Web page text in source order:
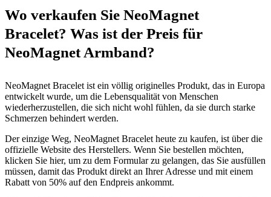
Wo verkaufen Sie NeoMagnet
Bracelet? Was ist der Preis für
NeoMagnet Armband?
NeoMagnet Bracelet ist ein völlig originelles Produkt, das in Europa
entwickelt wurde, um die Lebensqualität von Menschen
wiederherzustellen, die sich nicht wohl fühlen, da sie durch starke
Schmerzen behindert werden.
Der einzige Weg, NeoMagnet Bracelet heute zu kaufen, ist über die
offizielle Website des Herstellers. Wenn Sie bestellen möchten,
klicken Sie hier, um zu dem Formular zu gelangen, das Sie ausfüllen
müssen, damit das Produkt direkt an Ihrer Adresse und mit einem
Rabatt von 50% auf den Endpreis ankommt.